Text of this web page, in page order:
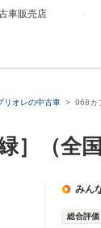
車販売店
リオレの中古車 968カ
］（全
みん
総合評価